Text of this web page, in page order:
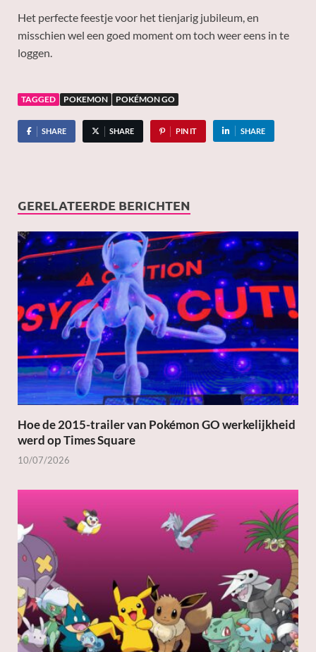
Het perfecte feestje voor het tienjarig jubileum, en
misschien wel een goed moment om toch weer eens in te
loggen.
TAGGED POKEMON POKÉMON GO
SHARE SHARE PIN IT SHARE
GERELATEERDE BERICHTEN
Hoe de 2015-trailer van Pokémon GO werkelijkheid
werd op Times Square
10/07/2026